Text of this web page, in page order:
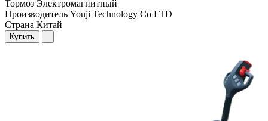
Тормоз Электромагнитный
Производитель Youji Technology Co LTD
Страна Китай
Купить